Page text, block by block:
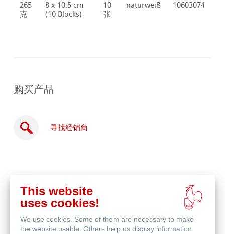
265
克
8 x 10.5 cm
(10 Blocks)
10
张
naturweiß 10603074
购买产品
寻找经销商
线
购
买
This website
uses cookies!
We use cookies. Some of them are necessary to make
the website usable. Others help us display information